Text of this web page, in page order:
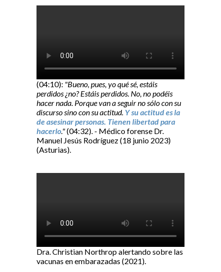
(04:10): "Bueno, pues, yo qué sé, estáis
perdidos ¿no? Estáis perdidos. No, no podéis
hacer nada. Porque van a seguir no sólo con su
discurso sino con su actitud. Y su actitud es la
de asesinar personas. Tienen libertad para
hacerlo."(04:32). - Médico forense Dr.
Manuel Jesús Rodríguez (18 junio 2023)
(Asturias).
Dra. Christian Northrop alertando sobre las
vacunas en embarazadas (2021).